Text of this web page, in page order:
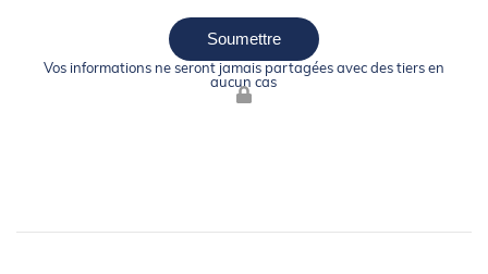
Soumettre
Vos informations ne seront jamais partagées avec des tiers en
aucun cas